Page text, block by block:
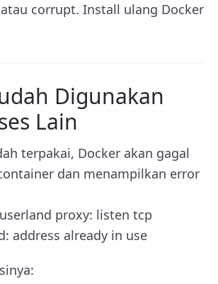
corrupt. Install ulang Docker
Digunakan
Lain
terpakai, Docker akan gagal
dan menampilkan error
proxy: listen tcp
address already in use